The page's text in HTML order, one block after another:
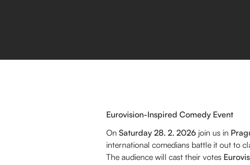
Eurovision-Inspired Comedy Event
On Saturday 28. 2. 2026 join us in
international comedians battle it out to
The audience will cast their votes